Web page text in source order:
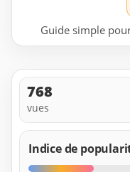
Guide simple
768
vues
Indice de